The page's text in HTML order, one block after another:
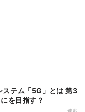
ステム「5G」とは 第3
を目指す？
連載